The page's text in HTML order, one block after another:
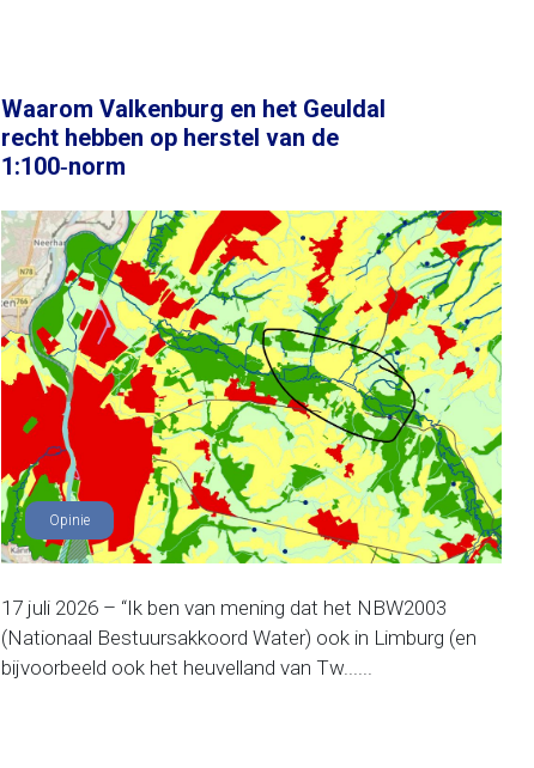
Waarom Valkenburg en het Geuldal
recht hebben op herstel van de
1:100‑norm
Opinie
17 juli 2026 – “Ik ben van mening dat het NBW2003
(Nationaal Bestuursakkoord Water) ook in Limburg (en
bijvoorbeeld ook het heuvelland van Tw......